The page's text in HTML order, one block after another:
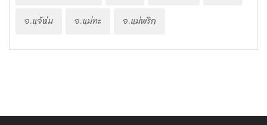
อ.แจ้ห่ม
อ.แม่ทะ อ.แม่พริก